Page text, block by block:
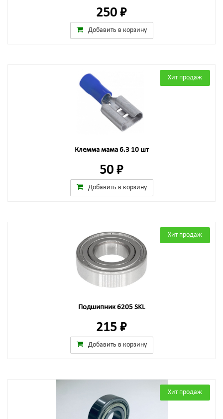
250 ₽
Добавить в корзину
Хит продаж
Клемма мама 6.3 10 шт
50 ₽
Добавить в корзину
Хит продаж
Подшипник 6205 SKL
215 ₽
Добавить в корзину
Хит продаж